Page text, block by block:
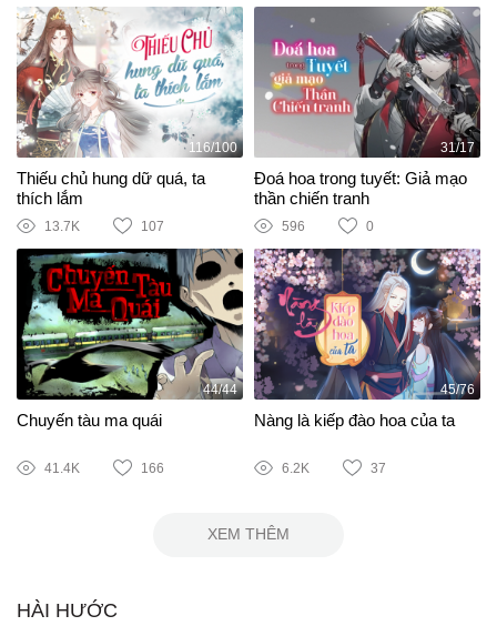
116/100
Thiếu chủ hung dữ quá, ta
thích lắm
13.7K 107
31/17
Đoá hoa trong tuyết: Giả mạo
thần chiến tranh
596 0
44/44
Chuyến tàu ma quái
41.4K 166
45/76
Nàng là kiếp đào hoa của ta
6.2K 37
XEM THÊM
HÀI HƯỚC